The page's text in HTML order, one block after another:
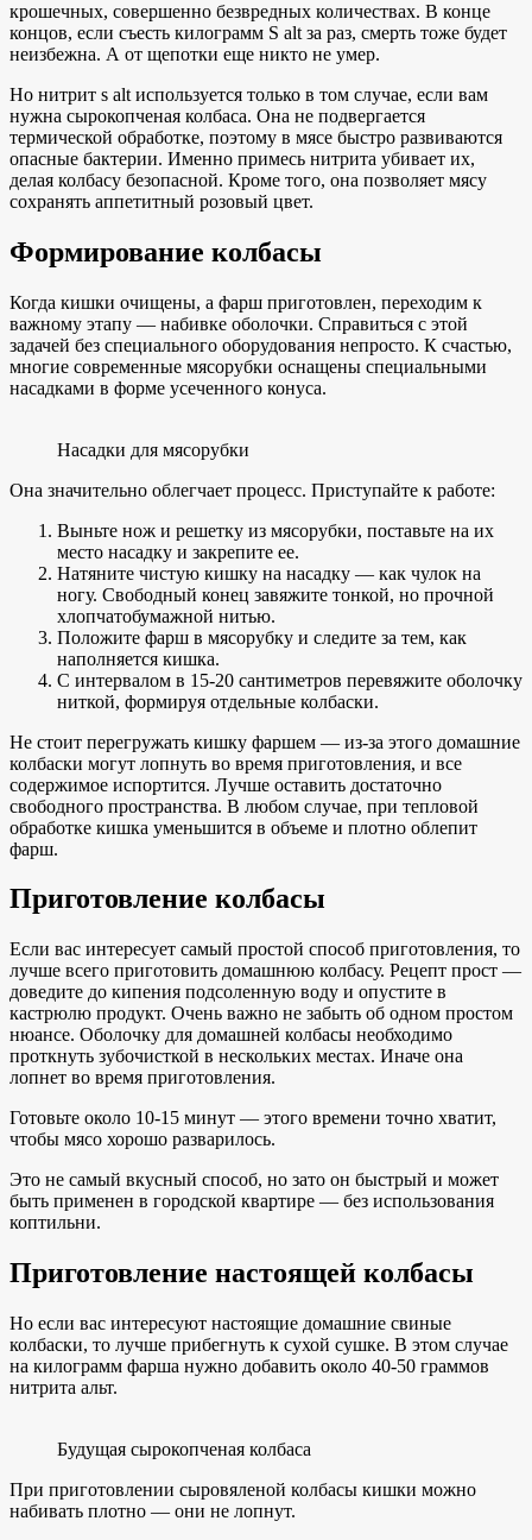
крошечных, совершенно безвредных количествах. В конце
концов, если съесть килограмм S alt за раз, смерть тоже будет
неизбежна. А от щепотки еще никто не умер.
Но нитрит s alt используется только в том случае, если вам
нужна сырокопченая колбаса. Она не подвергается
термической обработке, поэтому в мясе быстро развиваются
опасные бактерии. Именно примесь нитрита убивает их,
делая колбасу безопасной. Кроме того, она позволяет мясу
сохранять аппетитный розовый цвет.
Формирование колбасы
Когда кишки очищены, а фарш приготовлен, переходим к
важному этапу — набивке оболочки. Справиться с этой
задачей без специального оборудования непросто. К счастью,
многие современные мясорубки оснащены специальными
насадками в форме усеченного конуса.
Насадки для мясорубки
Она значительно облегчает процесс. Приступайте к работе:
Выньте нож и решетку из мясорубки, поставьте на их
место насадку и закрепите ее.
Натяните чистую кишку на насадку — как чулок на
ногу. Свободный конец завяжите тонкой, но прочной
хлопчатобумажной нитью.
Положите фарш в мясорубку и следите за тем, как
наполняется кишка.
С интервалом в 15-20 сантиметров перевяжите оболочку
ниткой, формируя отдельные колбаски.
Не стоит перегружать кишку фаршем — из-за этого домашние
колбаски могут лопнуть во время приготовления, и все
содержимое испортится. Лучше оставить достаточно
свободного пространства. В любом случае, при тепловой
обработке кишка уменьшится в объеме и плотно облепит
фарш.
Приготовление колбасы
Если вас интересует самый простой способ приготовления, то
лучше всего приготовить домашнюю колбасу. Рецепт прост —
доведите до кипения подсоленную воду и опустите в
кастрюлю продукт. Очень важно не забыть об одном простом
нюансе. Оболочку для домашней колбасы необходимо
проткнуть зубочисткой в нескольких местах. Иначе она
лопнет во время приготовления.
Готовьте около 10-15 минут — этого времени точно хватит,
чтобы мясо хорошо разварилось.
Это не самый вкусный способ, но зато он быстрый и может
быть применен в городской квартире — без использования
коптильни.
Приготовление настоящей колбасы
Но если вас интересуют настоящие домашние свиные
колбаски, то лучше прибегнуть к сухой сушке. В этом случае
на килограмм фарша нужно добавить около 40-50 граммов
нитрита альт.
Будущая сырокопченая колбаса
При приготовлении сыровяленой колбасы кишки можно
набивать плотно — они не лопнут.